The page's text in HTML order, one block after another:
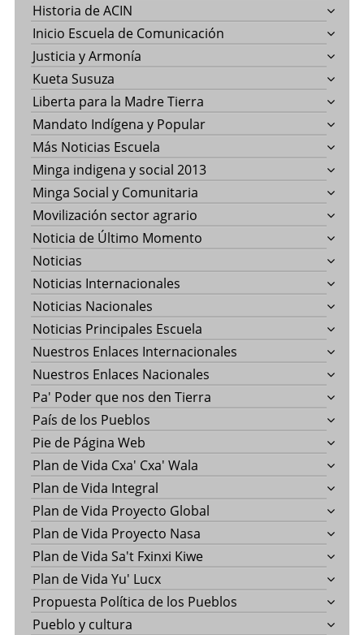
Historia de ACIN
Inicio Escuela de Comunicación
Justicia y Armonía
Kueta Susuza
Liberta para la Madre Tierra
Mandato Indígena y Popular
Más Noticias Escuela
Minga indigena y social 2013
Minga Social y Comunitaria
Movilización sector agrario
Noticia de Último Momento
Noticias
Noticias Internacionales
Noticias Nacionales
Noticias Principales Escuela
Nuestros Enlaces Internacionales
Nuestros Enlaces Nacionales
Pa' Poder que nos den Tierra
País de los Pueblos
Pie de Página Web
Plan de Vida Cxa' Cxa' Wala
Plan de Vida Integral
Plan de Vida Proyecto Global
Plan de Vida Proyecto Nasa
Plan de Vida Sa't Fxinxi Kiwe
Plan de Vida Yu' Lucx
Propuesta Política de los Pueblos
Pueblo y cultura